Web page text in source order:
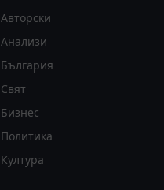
Авторски
Анализи
България
Свят
Бизнес
Политика
Култура